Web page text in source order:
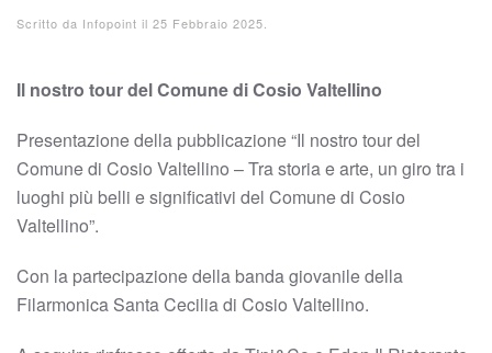
Scritto da Infopoint il 25 Febbraio 2025
Il nostro tour del Comune di Cosio Valtellino
Presentazione della pubblicazione “Il nostro tour del
Comune di Cosio Valtellino – Tra storia e arte, un giro tra i
luoghi più belli e significativi del Comune di Cosio
Valtellino”.
Con la partecipazione della banda giovanile della
Filarmonica Santa Cecilia di Cosio Valtellino.